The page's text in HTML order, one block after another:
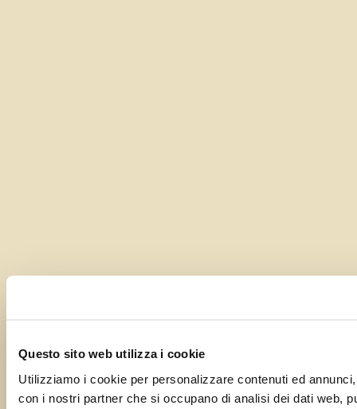
Questo sito web utilizza i cookie
Utilizziamo i cookie per personalizzare contenuti ed
con i nostri partner che si occupano di analisi dei dati web,